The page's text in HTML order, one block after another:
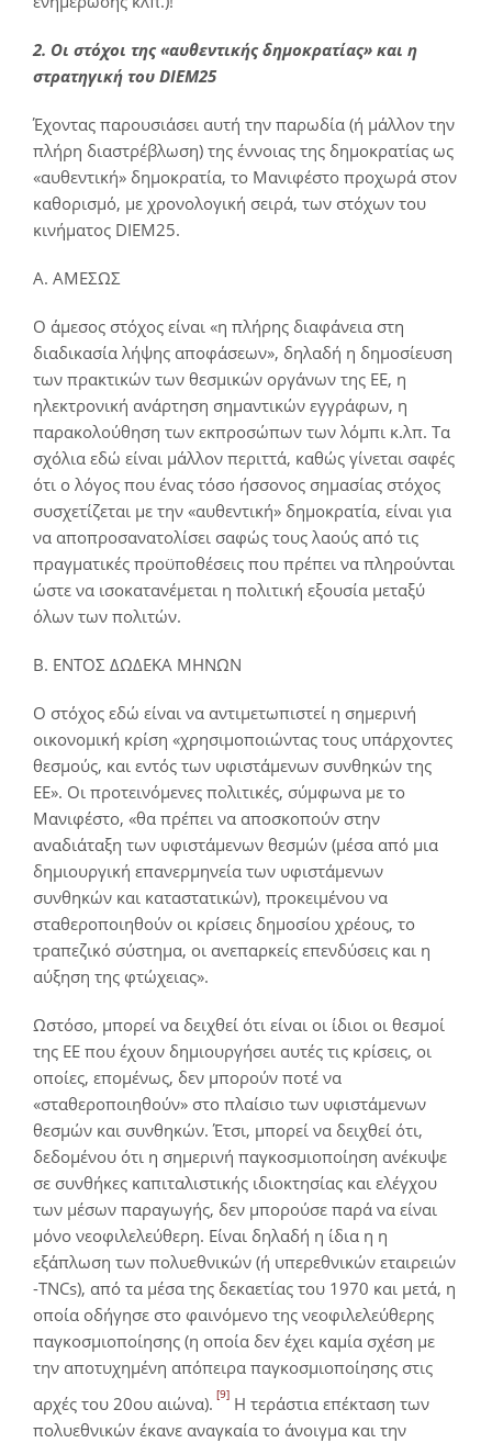
2. Οι στόχοι της «αυθεντικής δημοκρατίας» και η
στρατηγική του DIEM25
Έχοντας παρουσιάσει αυτή την παρωδία (ή μάλλον την
πλήρη διαστρέβλωση) της έννοιας της δημοκρατίας ως
«αυθεντική» δημοκρατία, το Μανιφέστο προχωρά στον
καθορισμό, με χρονολογική σειρά, των στόχων του
κινήματος DIEM25.
Α. ΑΜΕΣΩΣ
Ο άμεσος στόχος είναι «η πλήρης διαφάνεια στη
διαδικασία λήψης αποφάσεων», δηλαδή η δημοσίευση
των πρακτικών των θεσμικών οργάνων της ΕΕ, η
ηλεκτρονική ανάρτηση σημαντικών εγγράφων, η
παρακολούθηση των εκπροσώπων των λόμπι κ.λπ. Τα
σχόλια εδώ είναι μάλλον περιττά, καθώς γίνεται σαφές
ότι ο λόγος που ένας τόσο ήσσονος σημασίας στόχος
συσχετίζεται με την «αυθεντική» δημοκρατία, είναι για
να αποπροσανατολίσει σαφώς τους λαούς από τις
πραγματικές προϋποθέσεις που πρέπει να πληρούνται
ώστε να ισοκατανέμεται η πολιτική εξουσία μεταξύ
όλων των πολιτών.
Β. ΕΝΤΟΣ ΔΩΔΕΚΑ ΜΗΝΩΝ
Ο στόχος εδώ είναι να αντιμετωπιστεί η σημερινή
οικονομική κρίση «χρησιμοποιώντας τους υπάρχοντες
θεσμούς, και εντός των υφιστάμενων συνθηκών της
ΕΕ». Οι προτεινόμενες πολιτικές, σύμφωνα με το
Μανιφέστο, «θα πρέπει να αποσκοπούν στην
αναδιάταξη των υφιστάμενων θεσμών (μέσα από μια
δημιουργική επανερμηνεία των υφιστάμενων
συνθηκών και καταστατικών), προκειμένου να
σταθεροποιηθούν οι κρίσεις δημοσίου χρέους, το
τραπεζικό σύστημα, οι ανεπαρκείς επενδύσεις και η
αύξηση της φτώχειας».
Ωστόσο, μπορεί να δειχθεί ότι είναι οι ίδιοι οι θεσμοί
της ΕΕ που έχουν δημιουργήσει αυτές τις κρίσεις, οι
οποίες, επομένως, δεν μπορούν ποτέ να
«σταθεροποιηθούν» στο πλαίσιο των υφιστάμενων
θεσμών και συνθηκών. Έτσι, μπορεί να δειχθεί ότι,
δεδομένου ότι η σημερινή παγκοσμιοποίηση ανέκυψε
σε συνθήκες καπιταλιστικής ιδιοκτησίας και ελέγχου
των μέσων παραγωγής, δεν μπορούσε παρά να είναι
μόνο νεοφιλελεύθερη. Είναι δηλαδή η ίδια η η
εξάπλωση των πολυεθνικών (ή υπερεθνικών εταιρειών
-TNCs), από τα μέσα της δεκαετίας του 1970 και μετά, η
οποία οδήγησε στο φαινόμενο της νεοφιλελεύθερης
παγκοσμιοποίησης (η οποία δεν έχει καμία σχέση με
την αποτυχημένη απόπειρα παγκοσμιοποίησης στις
αρχές του 20ου αιώνα). [9] Η τεράστια επέκταση των
πολυεθνικών έκανε αναγκαία το άνοιγμα και την